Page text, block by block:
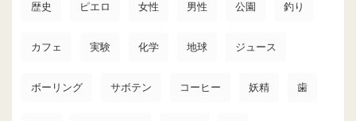
歴史 ピエロ 女性 男性 公園 釣り
カフェ 実験 化学 地球 ジュース
ボーリング サボテン コーヒー 妖精 歯